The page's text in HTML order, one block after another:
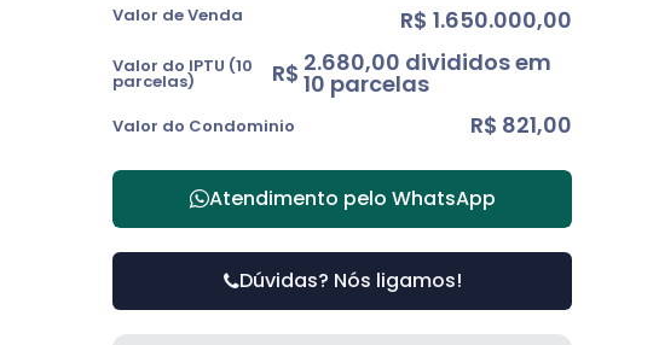
R$ 1.650.000,00
Valor de Venda
Valor do IPTU (10
parcelas) R$ 2.680,00 divididos em
10 parcelas
Valor do Condominio R$ 821,00
Atendimento pelo WhatsApp
Dúvidas? Nós ligamos!